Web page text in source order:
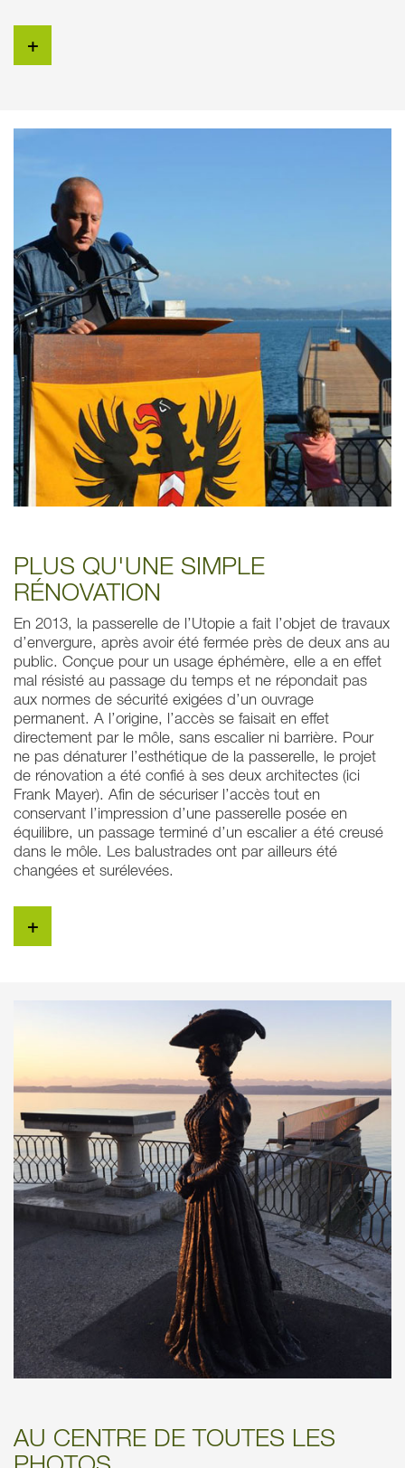
+
PLUS QU'UNE SIMPLE
RÉNOVATION
En 2013, la passerelle de l’Utopie a fait l’objet de travaux
d’envergure, après avoir été fermée près de deux ans au
public. Conçue pour un usage éphémère, elle a en effet
mal résisté au passage du temps et ne répondait pas
aux normes de sécurité exigées d’un ouvrage
permanent. A l’origine, l’accès se faisait en effet
directement par le môle, sans escalier ni barrière. Pour
ne pas dénaturer l’esthétique de la passerelle, le projet
de rénovation a été confié à ses deux architectes (ici
Frank Mayer). Afin de sécuriser l’accès tout en
conservant l’impression d’une passerelle posée en
équilibre, un passage terminé d’un escalier a été creusé
dans le môle. Les balustrades ont par ailleurs été
changées et surélevées.
+
AU CENTRE DE TOUTES LES